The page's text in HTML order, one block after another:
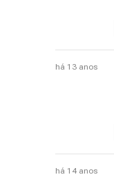
há 13 anos
há 14 anos